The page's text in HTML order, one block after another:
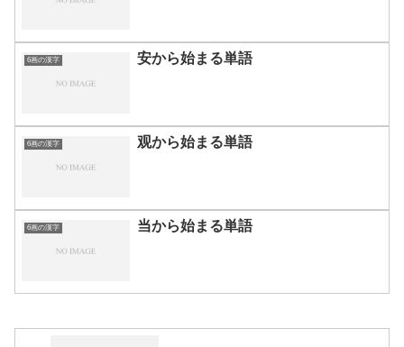
6画の漢字 安から始まる単語
6画の漢字 观から始まる単語
6画の漢字 当から始まる単語